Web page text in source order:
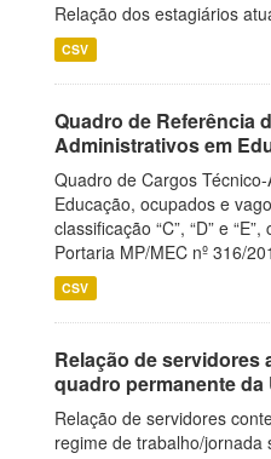
Relação dos estagiários
CSV
Quadro de Referência
Administrativos em
Quadro de Cargos
Educação, ocupados e
classificação “C”, “D” e
Portaria MP/MEC nº 316/
CSV
Relação de servidores
quadro permanente da
Relação de servidores
regime de trabalho/jornada